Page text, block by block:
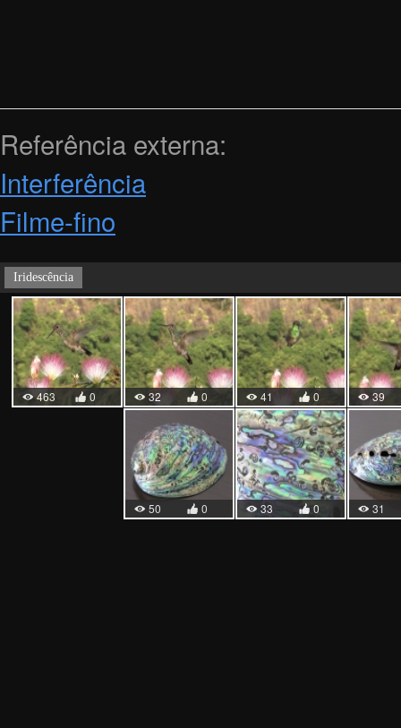
Referência externa:
Interferência
Filme-fino
Iridescência
463 0 32 0 41 0 39
50 0 33 0 31